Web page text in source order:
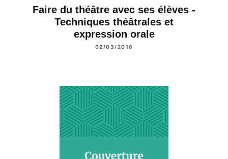
Faire du théâtre avec ses élèves -
Techniques théâtrales et
expression orale
02/03/2016